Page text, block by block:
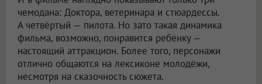
чемодана: Доктора, ветеринара и стюардессы.
А четвёртый — пилота. Но зато такая динамика
фильма, возможно, понравится ребёнку —
настоящий аттракцион. Более того, персонажи
отлично общаются на лексиконе молодёжи,
несмотря на сказочность сюжета.